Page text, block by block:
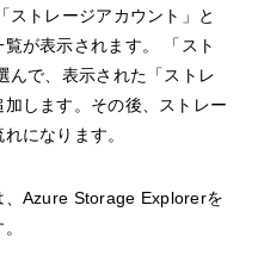
ストレージアカウント」と
が表示されます。 「スト
んで、表示された「ストレ
します。その後、ストレー
になります。
、Azure Storage Explorerを